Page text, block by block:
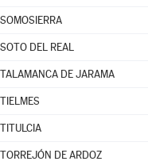
SOMOSIERRA
SOTO DEL REAL
TALAMANCA DE JARAMA
TIELMES
TITULCIA
TORREJÓN DE ARDOZ